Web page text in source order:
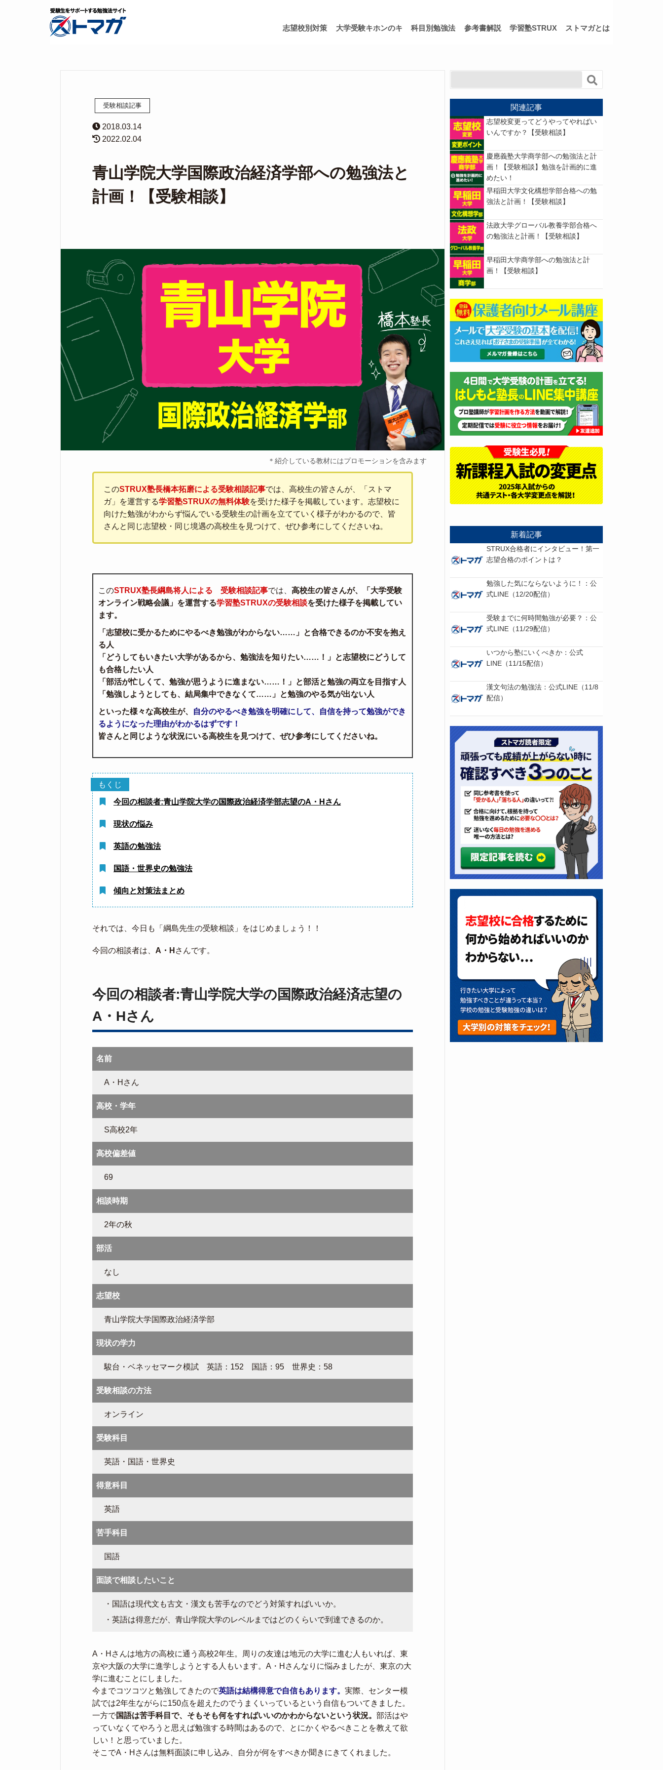
志望校別対策 大学受験キホンのキ 科目別勉強法 参考書解説 学習塾STRUX ストマガとは
受験相談記事
2018.03.14
2022.02.04
青山学院大学国際政治経済学部への勉強法と
計画！【受験相談】
＊紹介している教材にはプロモーションを含みます
このSTRUX塾長橋本拓磨による受験相談記事では、高校生の皆さんが、「ストマ
ガ」を運営する学習塾STRUXの無料体験を受けた様子を掲載しています。志望校に
向けた勉強がわからず悩んでいる受験生の計画を立てていく様子がわかるので、皆
さんと同じ志望校・同じ境遇の高校生を見つけて、ぜひ参考にしてくださいね。
このSTRUX塾長綱島将人による 受験相談記事では、 高校生の皆さんが、「大学受験
オンライン戦略会議」を運営する学習塾STRUXの受験相談を受けた様子を掲載してい
ます。
「志望校に受かるためにやるべき勉強がわからない……」と合格できるのか不安を抱え
る人
「どうしてもいきたい大学があるから、勉強法を知りたい……！」と志望校にどうして
も合格したい人
「部活が忙しくて、勉強が思うように進まない……！」と部活と勉強の両立を目指す人
「勉強しようとしても、結局集中できなくて……」と勉強のやる気が出ない人
といった様々な高校生が、
自分のやるべき勉強を明確にして、自信を持って勉強ができ
るようになった理由がわかるはずです！
皆さんと同じような状況にいる高校生を見つけて、ぜひ参考にしてくださいね。
今回の相談者:青山学院大学の国際政治経済学部志望のA・Hさん
現状の悩み
英語の勉強法
国語・世界史の勉強法
傾向と対策法まとめ
それでは、今日も「綱島先生の受験相談」をはじめましょう！！
今回の相談者は、 A・H さんです。
今回の相談者:青山学院大学の国際政治経済志望の
A・Hさん
名前
A・Hさん
高校・学年
S高校2年
高校偏差値
69
相談時期
2年の秋
部活
なし
志望校
青山学院大学国際政治経済学部
現状の学力
駿台・ベネッセマーク模試 英語：152 国語：95 世界史：58
受験相談の方法
オンライン
受験科目
英語・国語・世界史
得意科目
英語
苦手科目
国語
面談で相談したいこと
・国語は現代文も古文・漢文も苦手なのでどう対策すればいいか。
・英語は得意だが、青山学院大学のレベルまではどのくらいで到達できるのか。
A・Hさんは地方の高校に通う高校2年生。周りの友達は地元の大学に進む人もいれば、東
京や大阪の大学に進学しようとする人もいます。A・Hさんなりに悩みましたが、東京の大
学に進むことにしました。
今までコツコツと勉強してきたので英語は結構得意で自信もあります。 実際、センター模
試では2年生ながらに150点を超えたのでうまくいっているという自信もついてきました。
一方で国語は苦手科目で、そもそも何をすればいいのかわからないという状況。 部活はや
っていなくてやろうと思えば勉強する時間はあるので、とにかくやるべきことを教えて欲
しい！と思っていました。
そこでA・Hさんは無料面談に申し込み、自分が何をすべきか聞きにきてくれました。
関連記事
志望校変更ってどうやってやればい
いんですか？【受験相談】
慶應義塾大学商学部への勉強法と計
画！【受験相談】勉強を計画的に進
めたい！
早稲田大学文化構想学部合格への勉
強法と計画！【受験相談】
法政大学グローバル教養学部合格へ
の勉強法と計画！【受験相談】
早稲田大学商学部への勉強法と計
画！【受験相談】
新着記事
STRUX合格者にインタビュー！第一
志望合格のポイントは？
勉強した気にならないように！：公
式LINE（12/20配信）
受験までに何時間勉強が必要？：公
式LINE（11/29配信）
いつから塾にいくべきか：公式
LINE（11/15配信）
漢文句法の勉強法：公式LINE（11/8
配信）